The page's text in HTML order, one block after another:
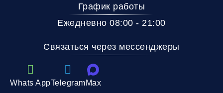
График работы
Ежедневно 08:00 - 21:00
Связаться через мессенджеры
Whats AppTelegramMax